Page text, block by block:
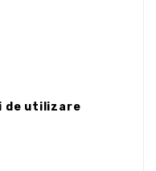
de utilizare